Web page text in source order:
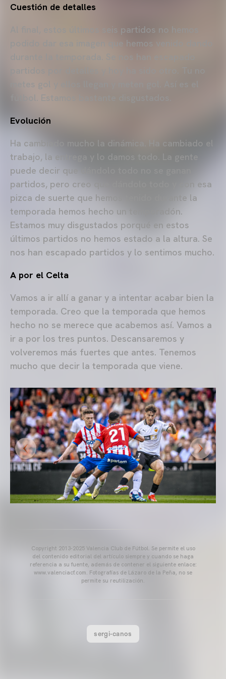
Cuestión de detalles
Al final, estos últimos seis partidos no hemos
podido dar esa imagen que hemos venido dando
fútbol. Estamos bastante disgustados.
Evolución
Ha cambiado mucho la dinámica. Ha cambiado el
trabajo, la entrega y lo damos todo. La gente
puede decir que dándolo todo no se ganan
partidos, pero creo que dándolo todo y con esa
pizca de suerte que hemos tenido durante la
temporada hemos hecho un temporadón.
Estamos muy disgustados porqué en estos
últimos partidos no hemos estado a la altura. Se
nos han escapado partidos y lo sentimos mucho.
A por el Celta
Vamos a ir allí a ganar y a intentar acabar bien la
temporada. Creo que la temporada que hemos
hecho no se merece que acabemos así. Vamos a
ir a por los tres puntos. Descansaremos y
volveremos más fuertes que antes. Tenemos
mucho que decir la temporada que viene.
Copyright 2013-2025 Valencia Club de Fútbol. Se permite el uso
del contenido editorial del artículo siempre y cuando se haga
referencia a su fuente, además de contener el siguiente enlace:
www.valenciacf.com. Fotografías de Lázaro de la Peña, no se
permite su reutilización.
sergi-canos